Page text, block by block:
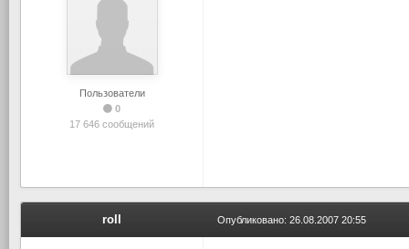
Пользователи
0
17 646 сообщений
roll Опубликовано: 26.08.2007 20:55